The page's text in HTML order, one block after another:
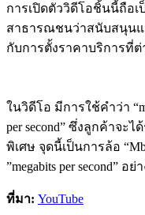
การเปิดตัววิดีโอชิ้นนี้ถือเ
สาธารณชนว่าสนับสนุนแ
กับการตั้งราคาบริการที่ต่
ในวิดีโอ มีการใช้คำว่า
per second” ซึ่งลูกค้าจะ
พิเศษ จุดนี้เป็นการล้อ
”megabits per second”
ที่มา: YouTube